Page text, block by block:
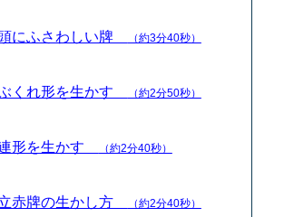
にふさわしい牌 （約3分40秒）
くれ形を生かす （約2分50秒）
形を生かす （約2分40秒）
赤牌の生かし方 （約2分40秒）